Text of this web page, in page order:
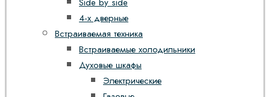
4-х дверные
Встраиваемая техника
Встраиваемые холодильники
Духовые шкафы
Электрические